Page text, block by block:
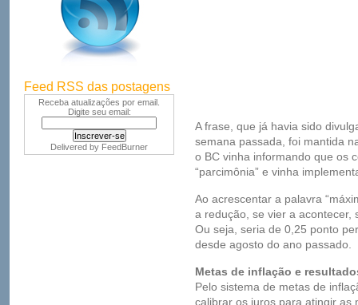
Feed RSS das postagens
Receba atualizações por email.
Digite seu email:
Delivered by FeedBurner
A frase, que já havia sido
semana passada, foi mantida
o BC vinha informando que os
“parcimônia” e vinha
Ao acrescentar a palavra
a redução, se vier a
Ou seja, seria de 0,25 ponto
desde agosto do ano passado.
Metas de inflação e
Pelo sistema de metas de
calibrar os juros para atingir as